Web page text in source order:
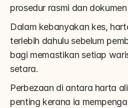
prosedur rasmi dan dokumen
Dalam kebanyakan kes,
terlebih dahulu sebelum
bagi memastikan setiap
setara.
Perbezaan di antara harta
penting kerana ia